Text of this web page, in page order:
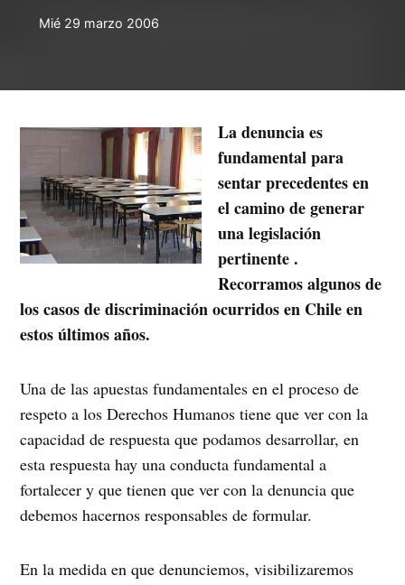
Mié 29 marzo 2006
La denuncia es
fundamental para
sentar precedentes en
el camino de generar
una legislación
pertinente .
Recorramos algunos de
los casos de discriminación ocurridos en Chile en
estos últimos años.
Una de las apuestas fundamentales en el proceso de
respeto a los Derechos Humanos tiene que ver con la
capacidad de respuesta que podamos desarrollar, en
esta respuesta hay una conducta fundamental a
fortalecer y que tienen que ver con la denuncia que
debemos hacernos responsables de formular.
En la medida en que denunciemos, visibilizaremos